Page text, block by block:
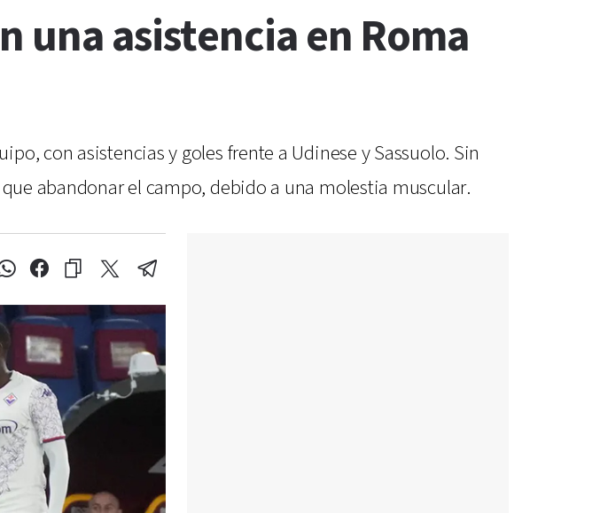
una asistencia en Roma
con asistencias y goles frente a Udinese y Sassuolo. Sin
abandonar el campo, debido a una molestia muscular.